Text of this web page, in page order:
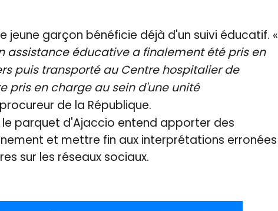
jeune garçon bénéficie déjà d'un suivi éducatif. «
assistance éducative a finalement été pris en
puis transporté au Centre hospitalier de
pris en charge au sein d'une unité
de la République.
parquet d'Ajaccio entend apporter des
et mettre fin aux interprétations erronées
sur les réseaux sociaux.